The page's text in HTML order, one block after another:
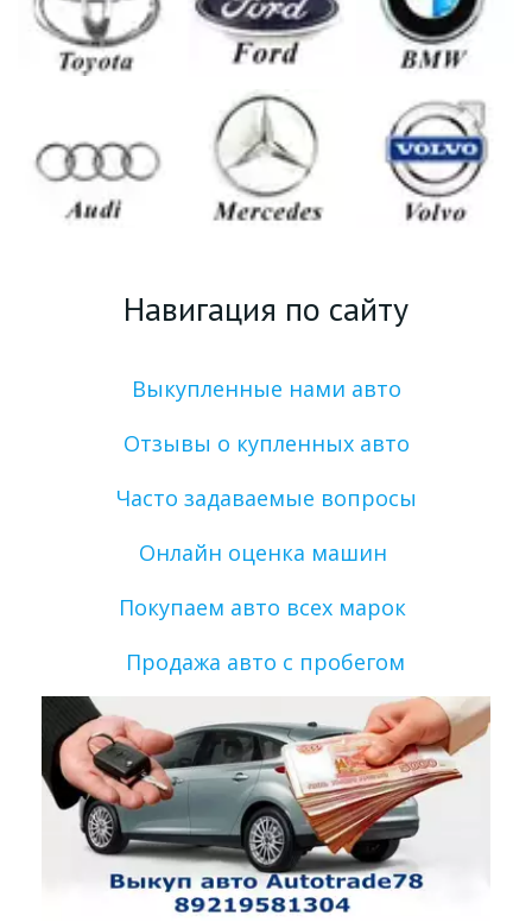
Навигация по сайту
Выкупленные нами авто
Отзывы о купленных авто
Часто задаваемые вопросы
Онлайн оценка машин
Покупаем авто всех марок
Продажа авто с пробегом